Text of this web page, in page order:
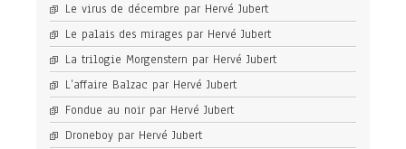
Le virus de décembre par Hervé Jubert
Le palais des mirages par Hervé Jubert
La trilogie Morgenstern par Hervé Jubert
L’affaire Balzac par Hervé Jubert
Fondue au noir par Hervé Jubert
Droneboy par Hervé Jubert